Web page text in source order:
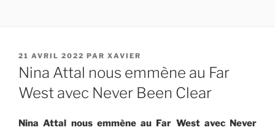
PUBLIÉ
LE
21 AVRIL 2022 PAR XAVIER
Nina Attal nous emmène au Far
West avec Never Been Clear
Nina Attal nous emmène au Far West avec Never